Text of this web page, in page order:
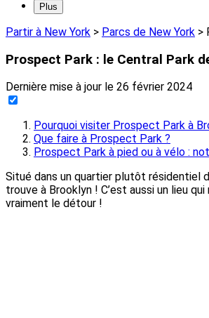
Plus
Partir à New York > Parcs de New York >
Prospect Park : le Central Park
Dernière mise à jour le 26 février 2024
Pourquoi visiter Prospect Park à
Que faire à Prospect Park ?
Prospect Park à pied ou à vélo :
Situé dans un quartier plutôt résidentiel
trouve à Brooklyn ! C’est aussi un lieu
vraiment le détour !